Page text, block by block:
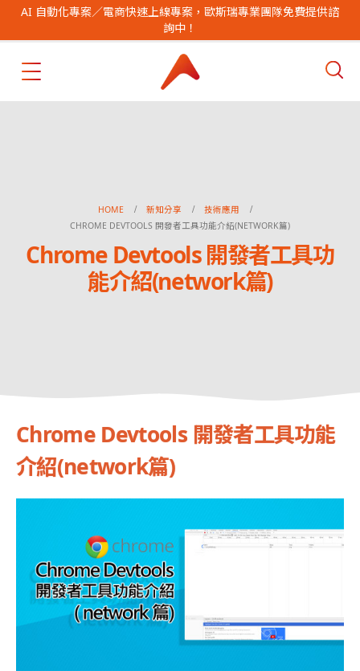
AI 自動化專案／電商快速上線專案，歐斯瑞專業團隊免費提供諮
詢中！
HOME 新知分享
技術應用
CHROME DEVTOOLS 開發者工具功能介紹(NETWORK篇)
Chrome Devtools 開發者工具功
能介紹(network篇)
Chrome Devtools 開發者工具功能
介紹(network篇)